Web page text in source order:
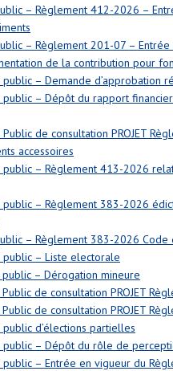
– Règlement 412-2026 –
– Règlement 201-07 –
de la contribution pour
– Demande d’approbation
– Dépôt du rapport
de consultation PROJET
accessoires
– Règlement 413-2026
– Règlement 383-2026
– Règlement 383-2026 Code
– Liste electorale
– Dérogation mineure
de consultation PROJET
de consultation PROJET
d’élections partielles
– Dépôt du rôle de
– Entrée en vigueur du